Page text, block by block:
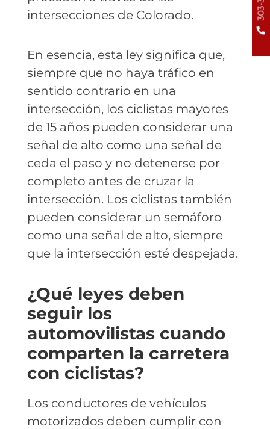
intersecciones de Colorado.
En esencia, esta ley significa que,
siempre que no haya tráfico en
sentido contrario en una
intersección, los ciclistas mayores
de 15 años pueden considerar una
señal de alto como una señal de
ceda el paso y no detenerse por
completo antes de cruzar la
intersección. Los ciclistas también
pueden considerar un semáforo
como una señal de alto, siempre
que la intersección esté despejada.
¿Qué leyes deben
seguir los
automovilistas cuando
comparten la carretera
con ciclistas?
Los conductores de vehículos
motorizados deben cumplir con